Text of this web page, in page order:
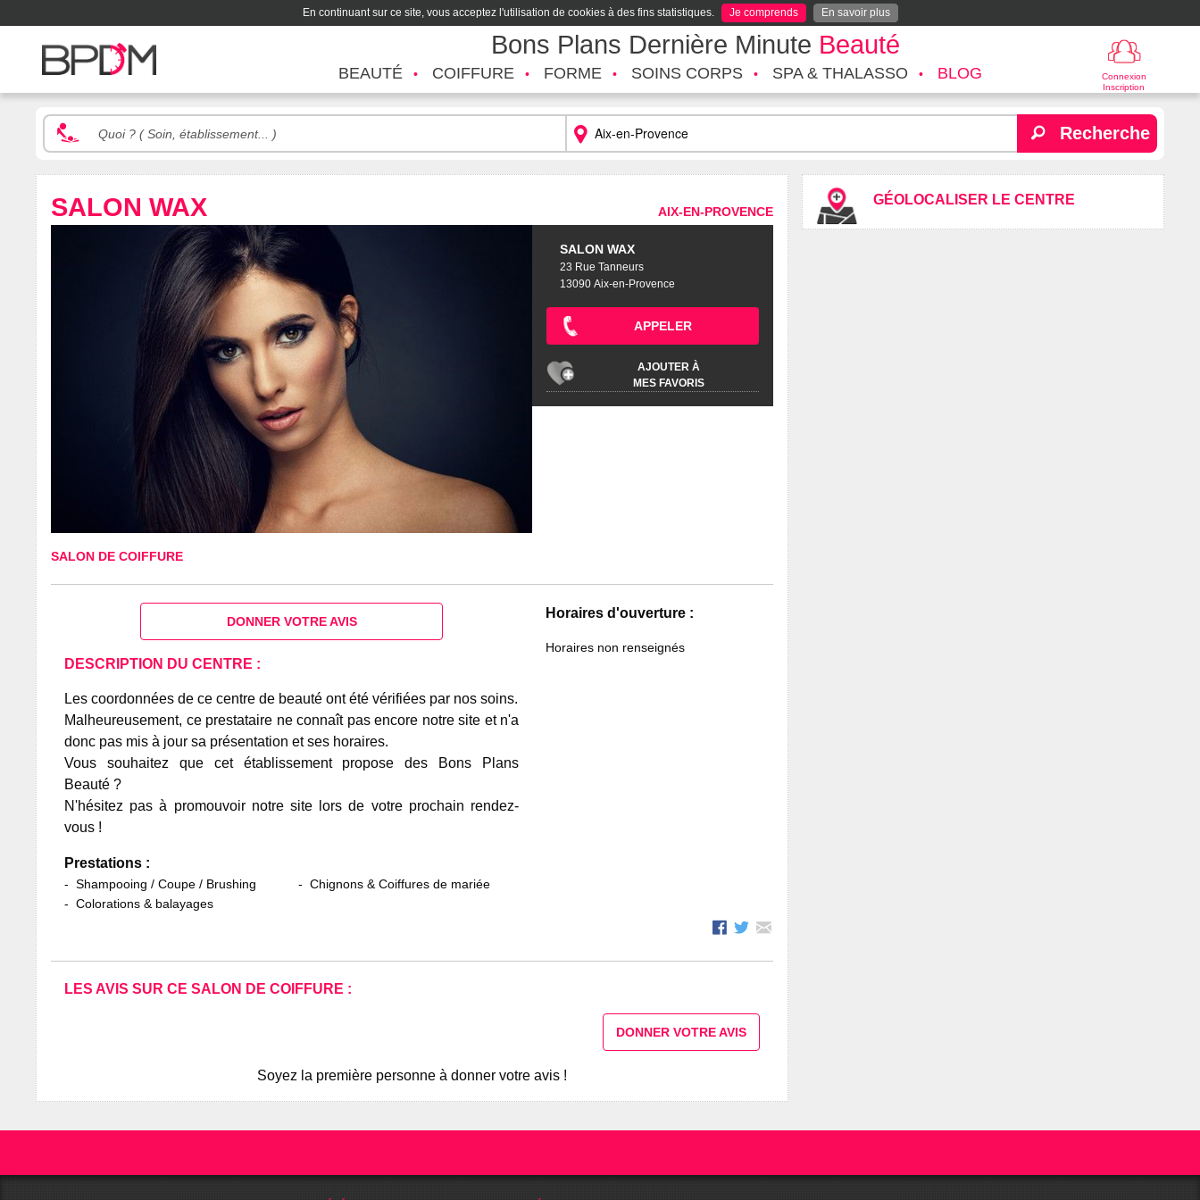
En continuant sur ce site, vous acceptez l'utilisation de cookies à des fins statistiques. Je comprends En savoir plus
Bons Plans Dernière Minute Beauté
Connexion
Inscription
BEAUTÉ COIFFURE FORME SOINS CORPS SPA & THALASSO BLOG
Recherche
GÉOLOCALISER LE CENTRE
SALON WAX AIX-EN-PROVENCE
SALON WAX
23 Rue Tanneurs
13090 Aix-en-Provence
APPELER
AJOUTER À
MES FAVORIS
SALON DE COIFFURE
Horaires d'ouverture :
Horaires non renseignés
DONNER VOTRE AVIS
DESCRIPTION DU CENTRE :
Les coordonnées de ce centre de beauté ont été vérifiées par nos soins.
Malheureusement, ce prestataire ne connaît pas encore notre site et n'a
donc pas mis à jour sa présentation et ses horaires.
Vous souhaitez que cet établissement propose des Bons Plans
Beauté ?
N'hésitez pas à promouvoir notre site lors de votre prochain rendez-
vous !
Prestations :
Shampooing / Coupe / Brushing
Colorations & balayages
Chignons & Coiffures de mariée
LES AVIS SUR CE SALON DE COIFFURE :
DONNER VOTRE AVIS
Soyez la première personne à donner votre avis !